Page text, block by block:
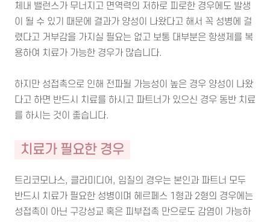
체내 밸런스가 무너지고 면역력의 저하로 피로한 경우에도 발생
이 될 수 있기 때문에 결과가 양성이 나왔다고 해서 꼭 성병에 걸
렸다고 거부감을 가지실 필요는 없고 보통 대부분은 항생제를 복
용하여 치료가 가능한 경우가 많습니다.
하지만 성접촉으로 인해 전파될 가능성이 높은 경우 양성이 나왔
다고 하면 반드시 치료를 하시고 파트너가 있으신 경우 동반 치료
를 하시는 것이 좋습니다.
치료가 필요한 경우
트리코모나스, 클라미디어, 임질의 경우는 본인과 파트너 모두
반드시 치료가 필요한 성병이며 헤르페스 1형과 2형의 경우에는
성접촉이 아닌 구강성교 혹은 피부접촉 만으로도 감염이 가능하